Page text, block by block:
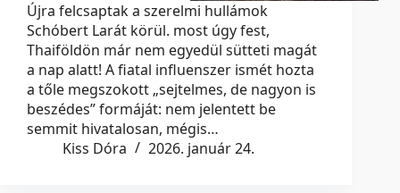
Újra felcsaptak a szerelmi hullámok
Schóbert Larát körül. most úgy fest,
Thaiföldön már nem egyedül sütteti magát
a nap alatt! A fiatal influenszer ismét hozta
a tőle megszokott „sejtelmes, de nagyon is
beszédes” formáját: nem jelentett be
semmit hivatalosan, mégis…
Kiss Dóra
2026. január 24.